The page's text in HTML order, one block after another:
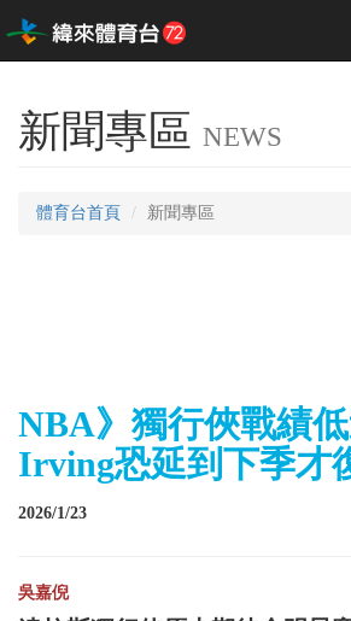
新聞專區 NEWS
體育台首頁 新聞專區
NBA》獨行俠戰績
Irving恐延到下季才
2026/1/23
吳嘉倪